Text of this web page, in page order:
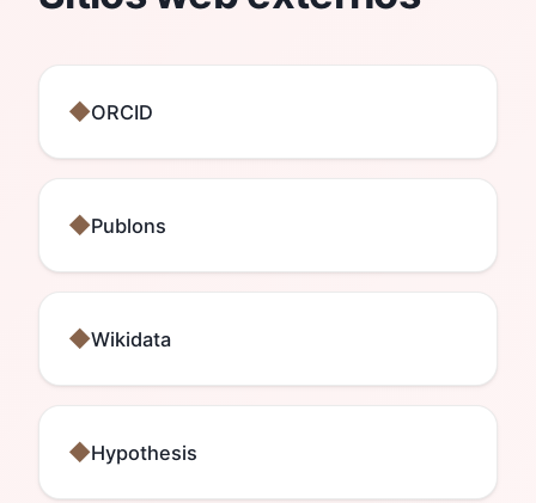
ORCID
Publons
Wikidata
Hypothesis